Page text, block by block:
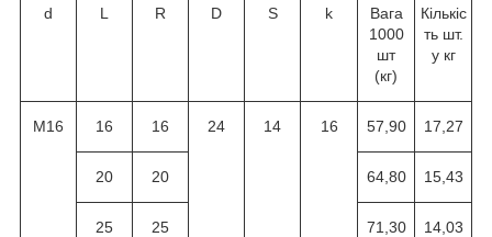
d L R D S k
Вага
1000
шт
(кг)
Кількіс
ть шт.
у кг
M16 16 16 24 14 16 57,90 17,27
20 20 64,80 15,43
25 25 71,30 14,03